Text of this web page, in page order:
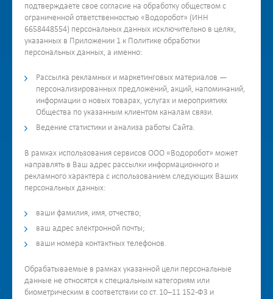
подтверждаете свое согласие на обработку обществом с
ограниченной ответственностью «Водоробот» (ИНН
6658448554) персональных данных исключительно в целях,
указанных в Приложении 1 к Политике обработки
персональных данных, а именно:
Рассылка рекламных и маркетинговых материалов —
персонализированных предложений, акций, напоминаний,
информации о новых товарах, услугах и мероприятиях
Общества по указанным клиентом каналам связи.
Ведение статистики и анализа работы Сайта.
В рамках использования сервисов ООО «Водоробот» может
направлять в Ваш адрес рассылки информационного и
рекламного характера с использованием следующих Ваших
персональных данных:
ваши фамилия, имя, отчество;
ваш адрес электронной почты;
ваши номера контактных телефонов.
Обрабатываемые в рамках указанной цели персональные
данные не относятся к специальным категориям или
биометрическим в соответствии со ст. 10–11 152-ФЗ и